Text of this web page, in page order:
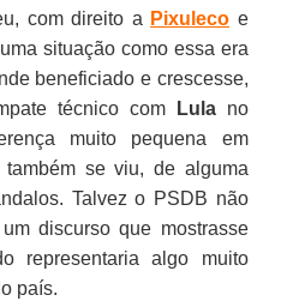
com direito a Pixuleco e
situação como essa era
beneficiado e crescesse,
técnico com
Lulano
muito pequena em
se viu, de alguma
Talvez o PSDB não
discurso que mostrasse
representaria algo muito
país.